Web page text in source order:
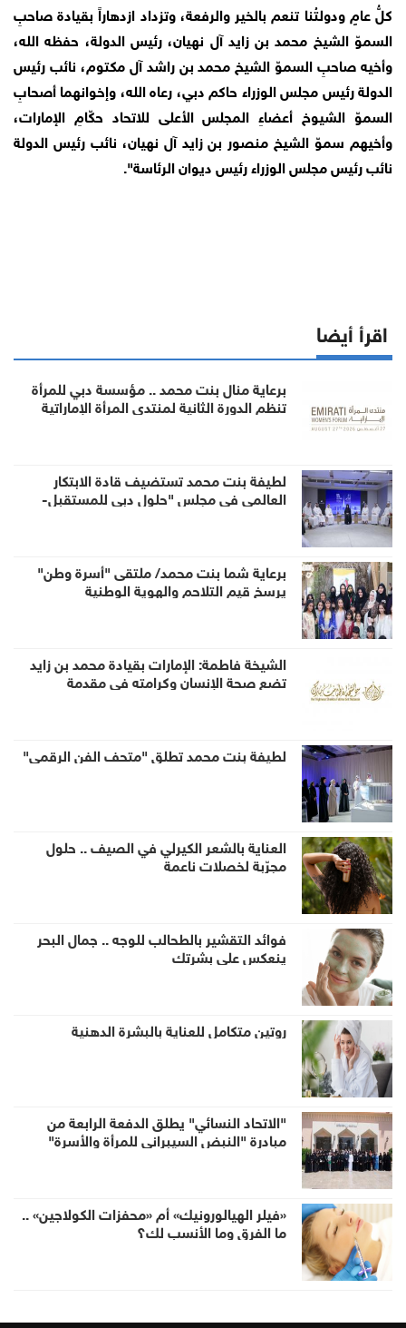
كلُّ عامٍ ودولتُنا تنعم بالخير والرفعة، وتزداد ازدهاراً بقيادة صاحبِ
السموّ الشيخ محمد بن زايد آل نهيان، رئيس الدولة، حفظه الله،
وأخيه صاحبِ السموّ الشيخ محمد بن راشد آل مكتوم، نائب رئيس
الدولة رئيس مجلس الوزراء حاكم دبي، رعاه الله، وإخوانهما أصحابِ
السموّ الشيوخ أعضاءِ المجلس الأعلى للاتحاد حكّامِ الإمارات،
وأخيهم سموّ الشيخ منصور بن زايد آل نهيان، نائب رئيس الدولة
نائب رئيس مجلس الوزراء رئيس ديوان الرئاسة".
اقرأ أيضا
برعاية منال بنت محمد .. مؤسسة دبي للمرأة
تنظم الدورة الثانية لمنتدى المرأة الإماراتية
لطيفة بنت محمد تستضيف قادة الابتكار
العالمي في مجلس "حلول دبي للمستقبل-
برعاية شما بنت محمد/ ملتقى "أسرة وطن"
يرسخ قيم التلاحم والهوية الوطنية
الشيخة فاطمة: الإمارات بقيادة محمد بن زايد
تضع صحة الإنسان وكرامته في مقدمة
لطيفة بنت محمد تطلق "متحف الفن الرقمي"
العناية بالشعر الكيرلي في الصيف .. حلول
مجرّبة لخصلات ناعمة
فوائد التقشير بالطحالب للوجه .. جمال البحر
ينعكس على بشرتكِ
روتين متكامل للعناية بالبشرة الدهنية
"الاتحاد النسائي" يطلق الدفعة الرابعة من
مبادرة "النبض السيبراني للمرأة والأسرة"
«فيلر الهيالورونيك» أم «محفزات الكولاجين» ..
ما الفرق وما الأنسب لكِ؟